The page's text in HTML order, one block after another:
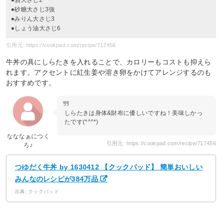
●砂糖大さじ3強
●みりん大さじ3
●しょう油大さじ6
引用元: https://cookpad.com/recipe/717456
牛丼の具にしらたきを入れることで、カロリーもコストも抑えら
れます。アクセントに紅生姜や溶き卵をかけてアレンジするのも
おすすめです。
なななぁにつく
ろ♪
しらたきは身体&財布に優しいですね！美味しかっ
たです(*^^*)
引用元: https://cookpad.com/recipe/717456
つゆだく牛丼 by 1630412 【クックパッド】 簡単おいしい
みんなのレシピが384万品
出典: クックパッド